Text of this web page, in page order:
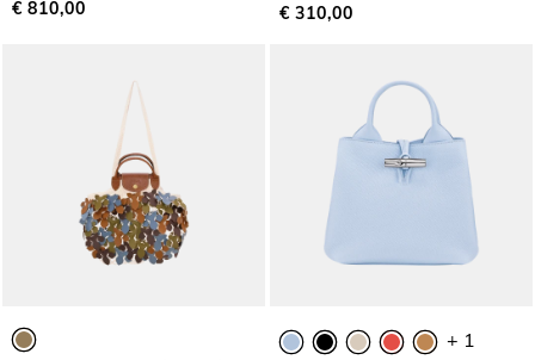
€ 810,00
€ 310,00
+ 1